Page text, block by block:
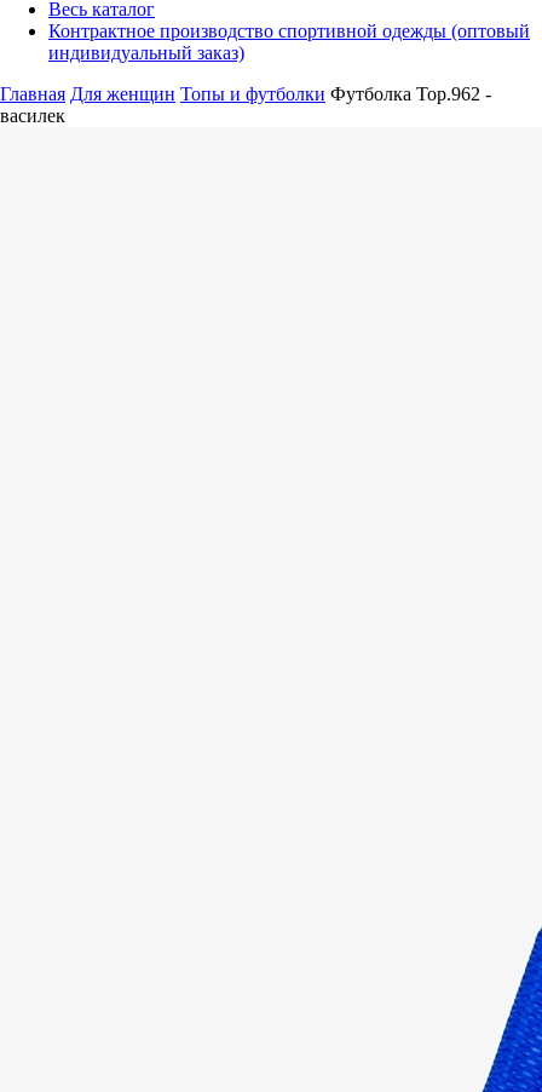
Весь каталог
Контрактное производство спортивной одежды (оптовый
индивидуальный заказ)
Главная Для женщин Топы и футболки Футболка Top.962 -
василек